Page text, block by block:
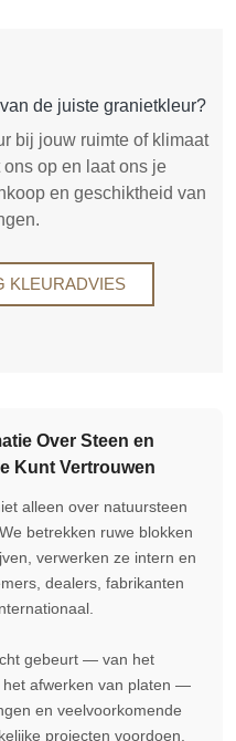
de juiste granietkleur?
bij jouw ruimte of klimaat
op en laat ons je
en geschiktheid van
KLEURADVIES
Over Steen en
Kunt Vertrouwen
alleen over natuursteen
betrekken ruwe blokken
verwerken ze intern en
dealers, fabrikanten
gebeurt — van het
het afwerken van platen —
en veelvoorkomende
projecten voordoen.